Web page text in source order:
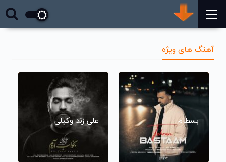
آهنگ های ویژه
بسطام علی زند وکیلی